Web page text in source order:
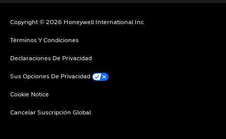
Copyright © 2026 Honeywell International Inc
Términos Y Condiciones
Declaraciones De Privacidad
Sus Opciones De Privacidad
Cookie Notice
Cancelar Suscripción Global